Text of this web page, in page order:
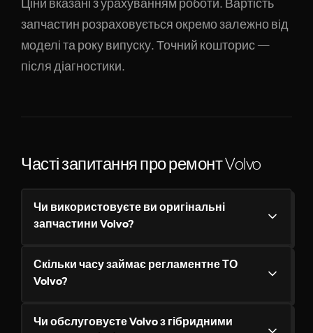
Ціни вказані з урахуванням роботи. Вартість
запчастин розраховується окремо залежно від
моделі та року випуску. Точний кошторис —
після діагностики.
Часті запитання про ремонт Volvo
Чи використовуєте ви оригінальні
запчастини Volvo?
Скільки часу займає регламентне ТО
Volvo?
Чи обслуговуєте Volvo з гібридними